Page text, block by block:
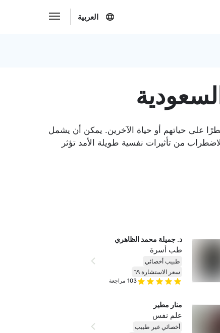
العربية
على حياتهم أو حياة الآخرين. يمكن أن يشمل
من تأثيرات نفسية طويلة الأمد تؤثر
د. جميلة محمد الظاهري
طب أسرة
طبيب أخصائي
سعر الاستشارة ٦٩
103 مراجعة
منار مطير
علم نفس
أخصائي غير طبيب